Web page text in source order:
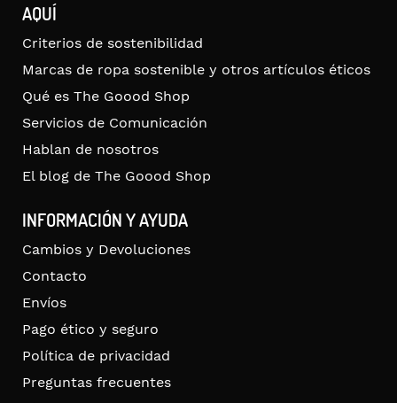
AQUÍ
Criterios de sostenibilidad
Marcas de ropa sostenible y otros artículos éticos
Qué es The Goood Shop
Servicios de Comunicación
Hablan de nosotros
El blog de The Goood Shop
INFORMACIÓN Y AYUDA
Cambios y Devoluciones
Contacto
Envíos
Pago ético y seguro
Política de privacidad
Preguntas frecuentes